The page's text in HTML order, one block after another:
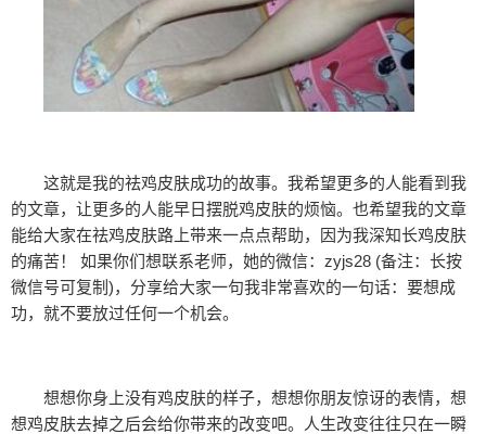
这就是我的祛鸡皮肤成功的故事。我希望更多的人能看到我
的文章，让更多的人能早日摆脱鸡皮肤的烦恼。也希望我的文章
能给大家在祛鸡皮肤路上带来一点点帮助，因为我深知长鸡皮肤
的痛苦！ 如果你们想联系老师，她的微信：zyjs28 (备注：长按
微信号可复制)，分享给大家一句我非常喜欢的一句话：要想成
功，就不要放过任何一个机会。
想想你身上没有鸡皮肤的样子，想想你朋友惊讶的表情，想
想鸡皮肤去掉之后会给你带来的改变吧。人生改变往往只在一瞬